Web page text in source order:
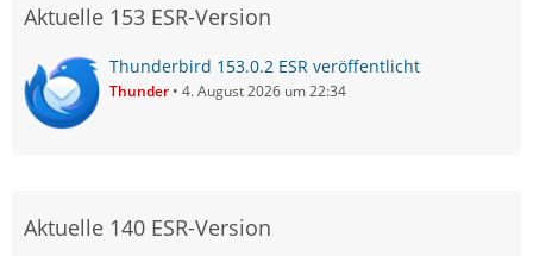
Aktuelle 153 ESR-Version
Thunderbird 153.0.2 ESR veröffentlicht
Thunder 4. August 2026 um 22:34
Aktuelle 140 ESR-Version